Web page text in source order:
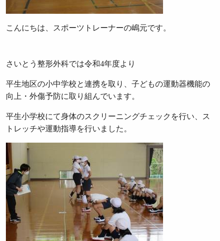
こんにちは、スポーツトレーナーの嶋元です。
さいとう整形外科では令和4年度より
平生地区の小中学校と連携を取り、子どもの運動器機能の
向上・外傷予防に取り組んでいます。
平生小学校にて身体のスクリーニングチェックを行い、ス
トレッチや運動指導を行いました。